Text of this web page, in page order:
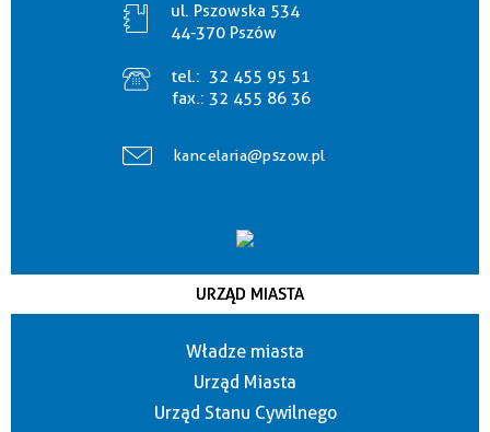
ul. Pszowska 534
44-370 Pszów
tel.: 32 455 95 51
fax.: 32 455 86 36
kancelaria@pszow.pl
URZĄD MIASTA
Władze miasta
Urząd Miasta
Urząd Stanu Cywilnego